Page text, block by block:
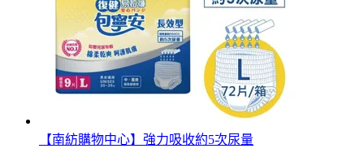
【南紡購物中心】強力吸收約5次尿量